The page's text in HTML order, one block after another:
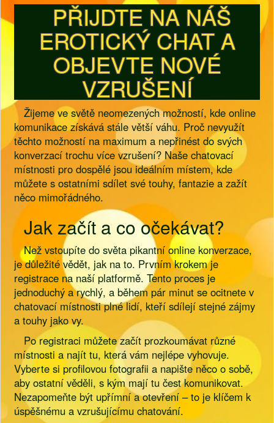
PŘIJDTE NA NÁŠ
EROTICKÝ CHAT A
OBJEVTE NOVÉ
VZRUŠENÍ
Žijeme ve světě neomezených možností, kde online
komunikace získává stále větší váhu. Proč nevyužít
těchto možností na maximum a nepřinést do svých
konverzací trochu více vzrušení? Naše chatovací
místnosti pro dospělé jsou ideálním místem, kde
můžete s ostatními sdílet své touhy, fantazie a zažít
něco mimořádného.
Jak začít a co očekávat?
Než vstoupíte do světa pikantní online konverzace,
je důležité vědět, jak na to. Prvním krokem je
registrace na naší platformě. Tento proces je
jednoduchý a rychlý, a během pár minut se ocitnete v
chatovací místnosti plné lidí, kteří sdílejí stejné zájmy
a touhy jako vy.
Po registraci můžete začít prozkoumávat různé
místnosti a najít tu, která vám nejlépe vyhovuje.
Vyberte si profilovou fotografii a napište něco o sobě,
aby ostatní věděli, s kým mají tu čest komunikovat.
Nezapomeňte být upřímní a otevření – to je klíčem k
úspěšnému a vzrušujícímu chatování.